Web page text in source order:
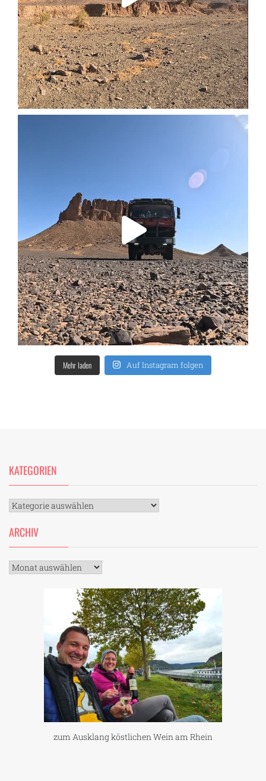
Mehr laden Auf Instagram folgen
KATEGORIEN
Kategorien
ARCHIV
Archiv
zum Ausklang köstlichen Wein am Rhein